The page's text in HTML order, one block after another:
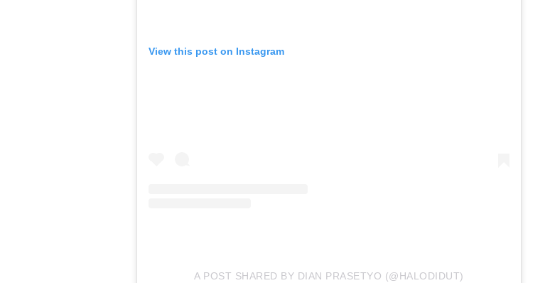
View this post on Instagram
A POST SHARED BY DIAN PRASETYO (@HALODIDUT)